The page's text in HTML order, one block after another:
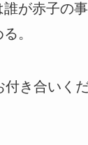
が赤子の
。
き合いく